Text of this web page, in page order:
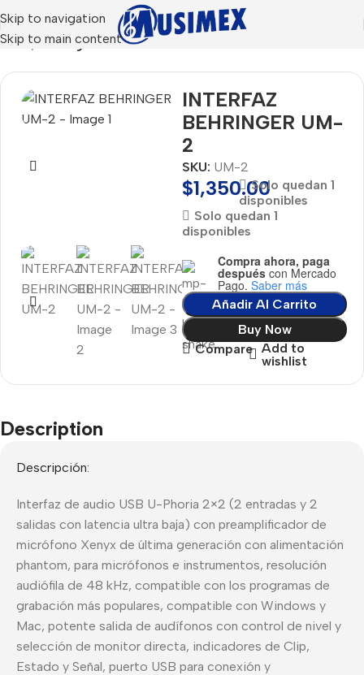
Skip to navigation
Skip to main content
Inicio Behringer
INTERFAZ
BEHRINGER UM-
2
SKU: UM-2
$1,350.00Solo quedan 1
disponibles
Solo quedan 1
disponibles
Compra ahora, paga
después con Mercado
Pago. Saber más
Añadir Al Carrito
Buy Now
Compare Add to
wishlist
Description
Descripción:
Interfaz de audio USB U-Phoria 2×2 (2 entradas y 2
salidas con latencia ultra baja) con preamplificador de
micrófono Xenyx de última generación con alimentación
phantom, para micrófonos e instrumentos, resolución
audiófila de 48 kHz, compatible con los programas de
grabación más populares, compatible con Windows y
Mac, potente salida de audífonos con control de nivel y
selección de monitor directa, indicadores de Clip,
Estado y Señal, puerto USB para conexión y